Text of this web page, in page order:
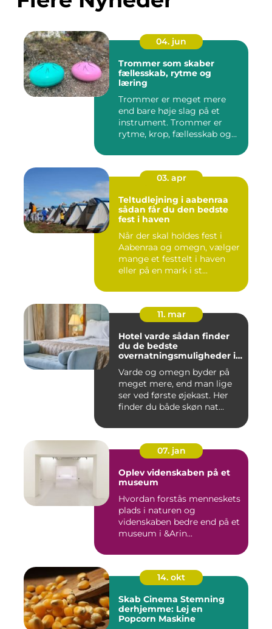
04. jun
Trommer som skaber
fællesskab, rytme og
læring
Trommer er meget mere
end bare høje slag på et
instrument. Trommer er
rytme, krop, fællesskab og
03. apr
Teltudlejning i aabenraa
sådan får du den bedste
fest i haven
Når der skal holdes fest i
Aabenraa og omegn, vælger
mange et festtelt i haven
eller på en mark i st...
11. mar
Hotel varde sådan finder
du de bedste
overnatningsmuligheder i
Varde og omegn byder på
meget mere, end man lige
ser ved første øjekast. Her
finder du både skøn nat...
07. jan
Oplev videnskaben på et
museum
Hvordan forstås menneskets
plads i naturen og
videnskaben bedre end på et
museum i &Arin...
14. okt
Skab Cinema Stemning
derhjemme: Lej en
Popcorn Maskine